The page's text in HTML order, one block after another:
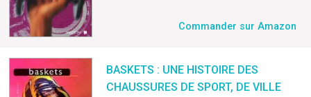
Commander sur Amazon
BASKETS : UNE HISTOIRE DES
CHAUSSURES DE SPORT, DE VILLE